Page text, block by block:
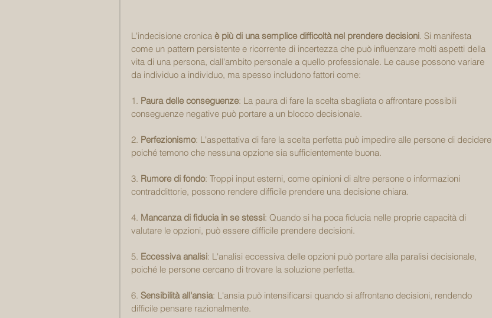
L'indecisione cronica è più di una semplice difficoltà nel prendere decisioni . Si manifesta
come un pattern persistente e ricorrente di incertezza che può influenzare molti aspetti della
vita di una persona, dall'ambito personale a quello professionale. Le cause possono variare
da individuo a individuo, ma spesso includono fattori come:
1. Paura delle conseguenze: La paura di fare la scelta sbagliata o affrontare possibili
conseguenze negative può portare a un blocco decisionale.
2. Perfezionismo: L'aspettativa di fare la scelta perfetta può impedire alle persone di decidere
poiché temono che nessuna opzione sia sufficientemente buona.
3. Rumore di fondo: Troppi input esterni, come opinioni di altre persone o informazioni
contraddittorie, possono rendere difficile prendere una decisione chiara.
4. Mancanza di fiducia in se stessi: Quando si ha poca fiducia nelle proprie capacità di
valutare le opzioni, può essere difficile prendere decisioni.
5. Eccessiva analisi: L'analisi eccessiva delle opzioni può portare alla paralisi decisionale,
poiché le persone cercano di trovare la soluzione perfetta.
6. Sensibilità all'ansia: L'ansia può intensificarsi quando si affrontano decisioni, rendendo
difficile pensare razionalmente.